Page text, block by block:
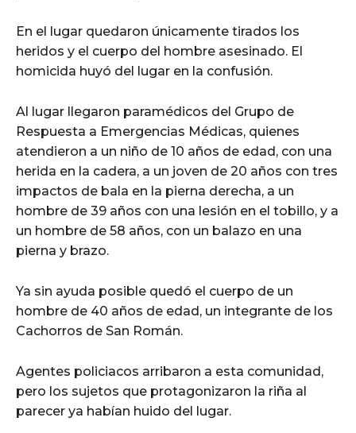
En el lugar quedaron únicamente tirados los
heridos y el cuerpo del hombre asesinado. El
homicida huyó del lugar en la confusión.
Al lugar llegaron paramédicos del Grupo de
Respuesta a Emergencias Médicas, quienes
atendieron a un niño de 10 años de edad, con una
herida en la cadera, a un joven de 20 años con tres
impactos de bala en la pierna derecha, a un
hombre de 39 años con una lesión en el tobillo, y a
un hombre de 58 años, con un balazo en una
pierna y brazo.
Ya sin ayuda posible quedó el cuerpo de un
hombre de 40 años de edad, un integrante de los
Cachorros de San Román.
Agentes policiacos arribaron a esta comunidad,
pero los sujetos que protagonizaron la riña al
parecer ya habían huido del lugar.